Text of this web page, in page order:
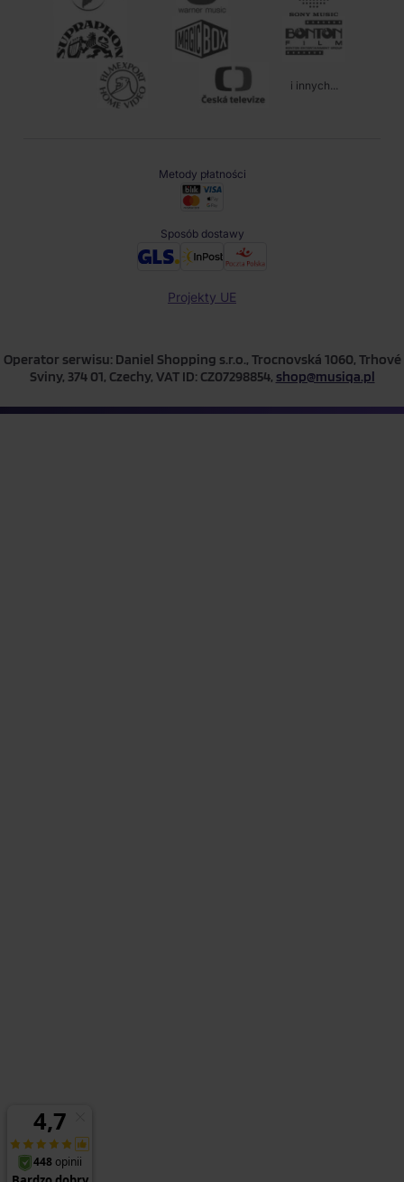
i innych...
Metody płatności
Sposób dostawy
Projekty UE
Operator serwisu: Daniel Shopping s.r.o., Trocnovská 1060, Trhové
Sviny, 374 01, Czechy, VAT ID: CZ07298854, shop@musiqa.pl